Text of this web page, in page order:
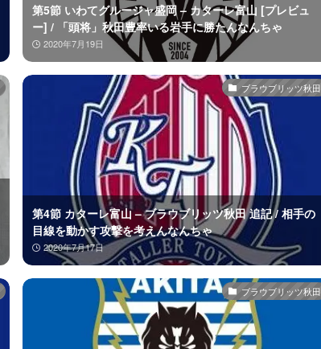
第5節 いわてグルージャ盛岡 – カターレ富山 [プレビュ
ー] / 「頭将」秋田豊率いる岩手に勝たんなんちゃ
2020年7月19日
ブラウブリッツ秋田
第4節 カターレ富山 – ブラウブリッツ秋田 追記 / 相手の
目線を動かす攻撃を考えんなんちゃ
2020年7月17日
ブラウブリッツ秋田